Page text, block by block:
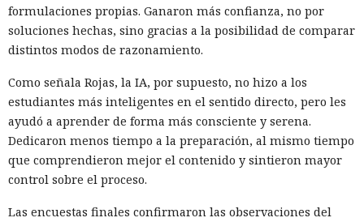
formulaciones propias. Ganaron más confianza, no por
soluciones hechas, sino gracias a la posibilidad de comparar
distintos modos de razonamiento.
Como señala Rojas, la IA, por supuesto, no hizo a los
estudiantes más inteligentes en el sentido directo, pero les
ayudó a aprender de forma más consciente y serena.
Dedicaron menos tiempo a la preparación, al mismo tiempo
que comprendieron mejor el contenido y sintieron mayor
control sobre el proceso.
Las encuestas finales confirmaron las observaciones del